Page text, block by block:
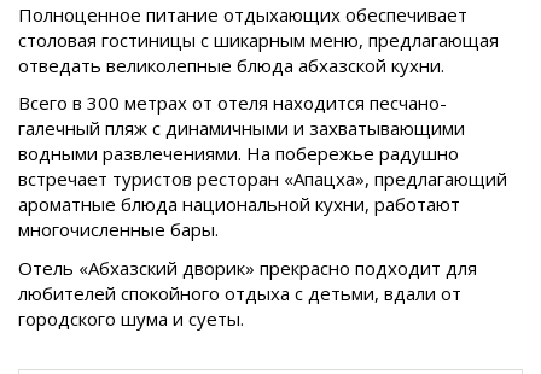
Полноценное питание отдыхающих обеспечивает
столовая гостиницы с шикарным меню, предлагающая
отведать великолепные блюда абхазской кухни.
Всего в 300 метрах от отеля находится песчано-
галечный пляж с динамичными и захватывающими
водными развлечениями. На побережье радушно
встречает туристов ресторан «Апацха», предлагающий
ароматные блюда национальной кухни, работают
многочисленные бары.
Отель «Абхазский дворик» прекрасно подходит для
любителей спокойного отдыха с детьми, вдали от
городского шума и суеты.